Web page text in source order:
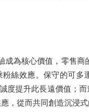
為核心價值，零售商
絲效應。保守的可
度提升此長遠價值；
，從而共同創造沉浸